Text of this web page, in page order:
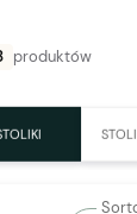
z poprzedniej
produktów